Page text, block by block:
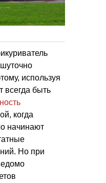
используя
всегда быть
когда
начинают
Но при